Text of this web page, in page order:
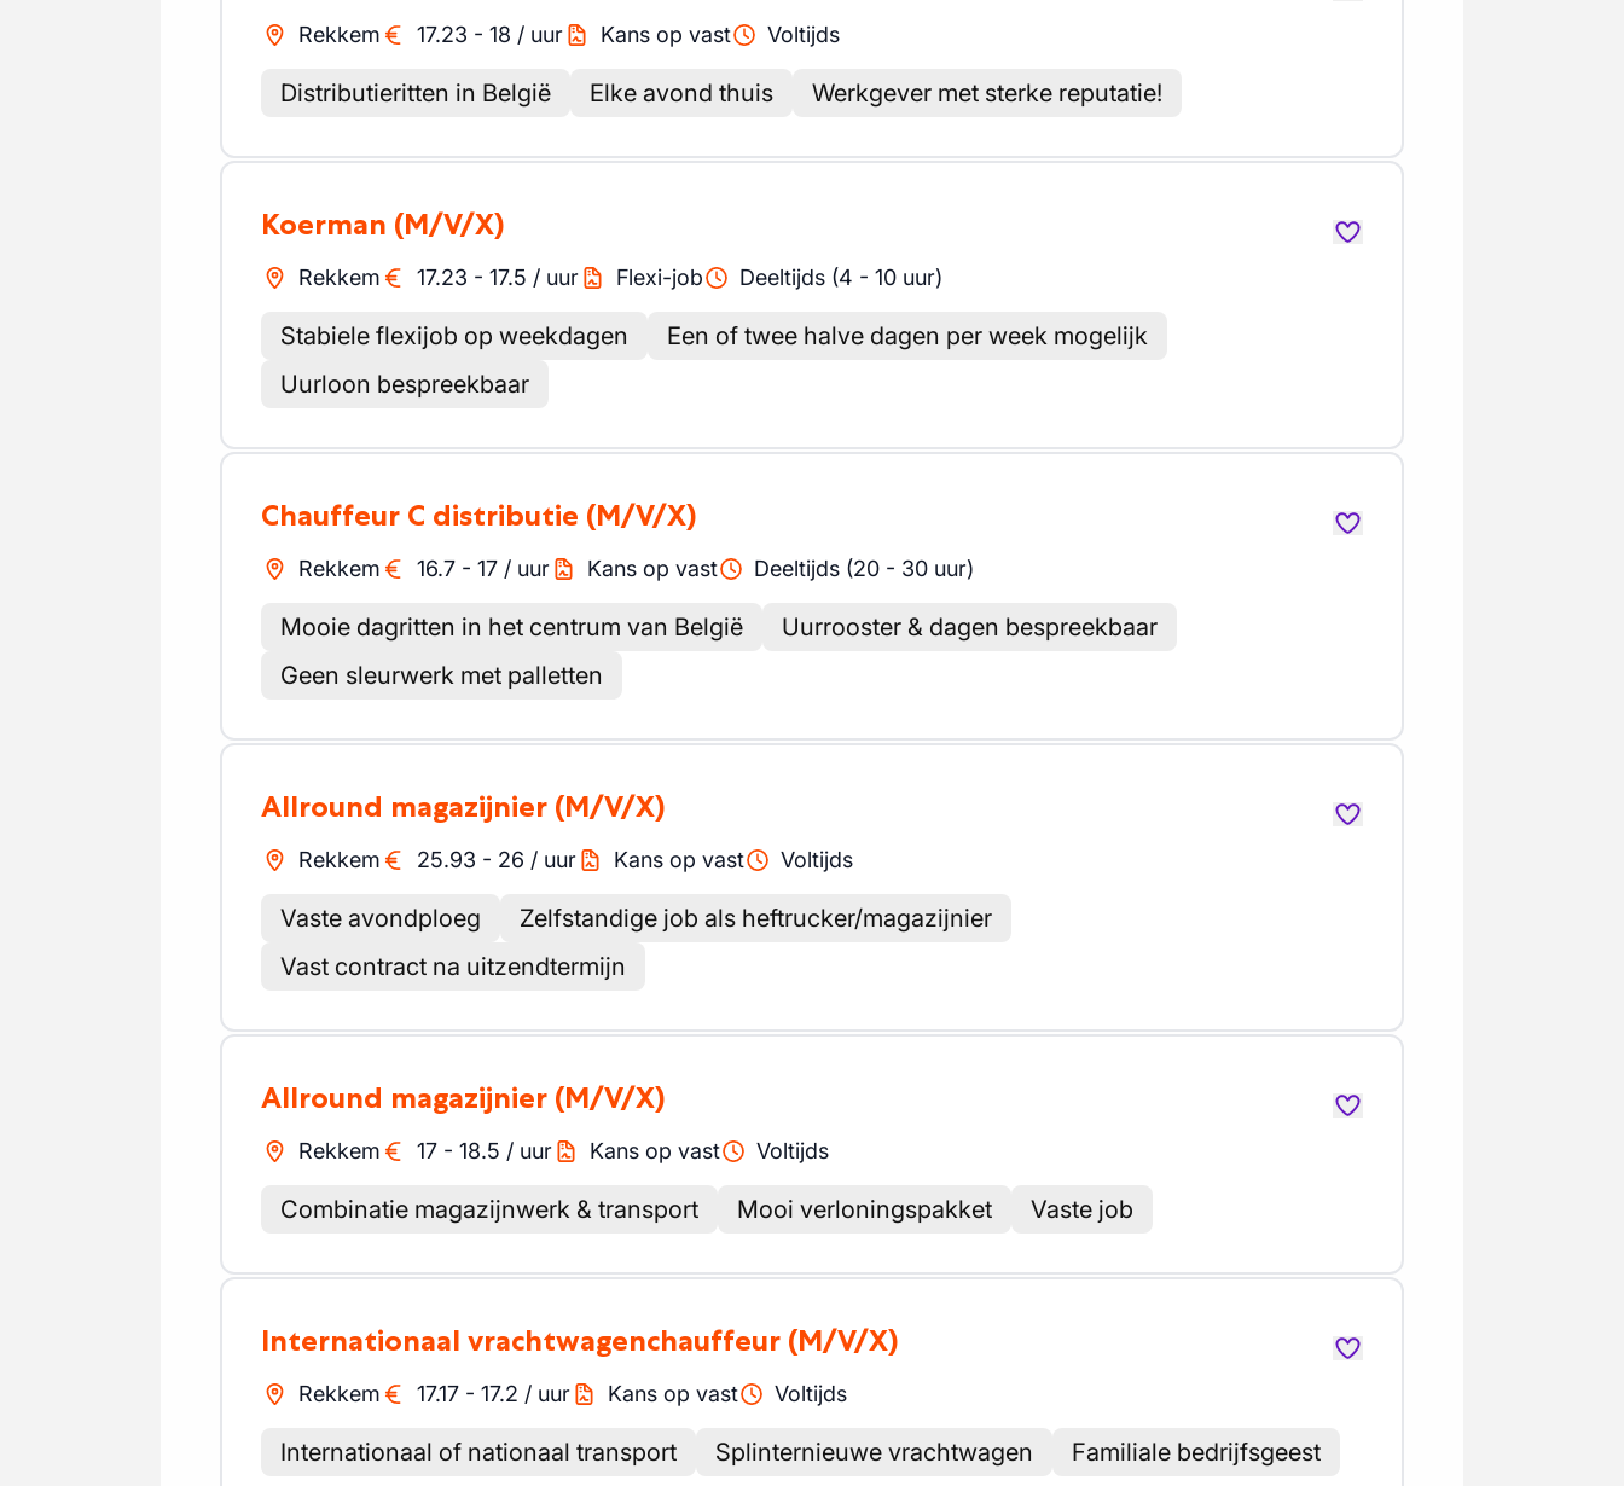
Rekkem 17.23 - 18 / uur Kans op vast Voltijds
Distributieritten in België Elke avond thuis Werkgever met sterke reputatie!
Koerman (M/V/X)
Rekkem 17.23 - 17.5 / uur Flexi-job Deeltijds (4 - 10 uur)
Stabiele flexijob op weekdagen
Een of twee halve dagen per week mogelijk
Uurloon bespreekbaar
Chauffeur C distributie (M/V/X)
Rekkem 16.7 - 17 / uur Kans op vast Deeltijds (20 - 30 uur)
Mooie dagritten in het centrum van België
Uurrooster & dagen bespreekbaar
Geen sleurwerk met palletten
Allround magazijnier (M/V/X)
Rekkem 25.93 - 26 / uur Kans op vast Voltijds
Vaste avondploeg
Zelfstandige job als heftrucker/magazijnier
Vast contract na uitzendtermijn
Allround magazijnier (M/V/X)
Rekkem 17 - 18.5 / uur Kans op vast Voltijds
Combinatie magazijnwerk & transport Mooi verloningspakket Vaste job
Internationaal vrachtwagenchauffeur (M/V/X)
Rekkem 17.17 - 17.2 / uur Kans op vast Voltijds
Internationaal of nationaal transport Splinternieuwe vrachtwagen Familiale bedrijfsgeest